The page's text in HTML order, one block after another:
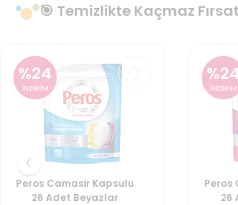
🎯 Temizlikte Kaçmaz
%24
İNDİRİM
Peros Camasir Kapsulu
26 Adet Beyazlar
%
İNDİRİM
Peros
26